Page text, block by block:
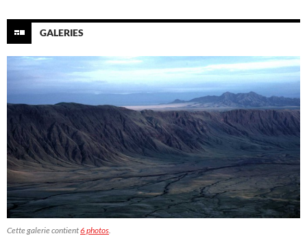
GALERIES
Cette galerie contient6 photos.